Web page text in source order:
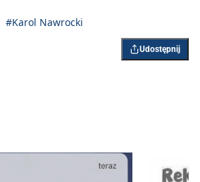
#Karol Nawrocki
Udostępnij